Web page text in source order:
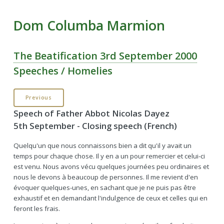
Dom Columba Marmion
The Beatification 3rd September 2000
Speeches / Homelies
Previous
Speech of Father Abbot Nicolas Dayez
5th September - Closing speech (French)
Quelqu'un que nous connaissons bien a dit qu'il y avait un
temps pour chaque chose. Il y en a un pour remercier et celui-ci
est venu. Nous avons vécu quelques journées peu ordinaires et
nous le devons à beaucoup de personnes. Il me revient d'en
évoquer quelques-unes, en sachant que je ne puis pas être
exhaustif et en demandant l'indulgence de ceux et celles qui en
feront les frais.